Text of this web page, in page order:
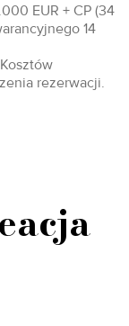
EUR + CP (34
14
rezerwacji.